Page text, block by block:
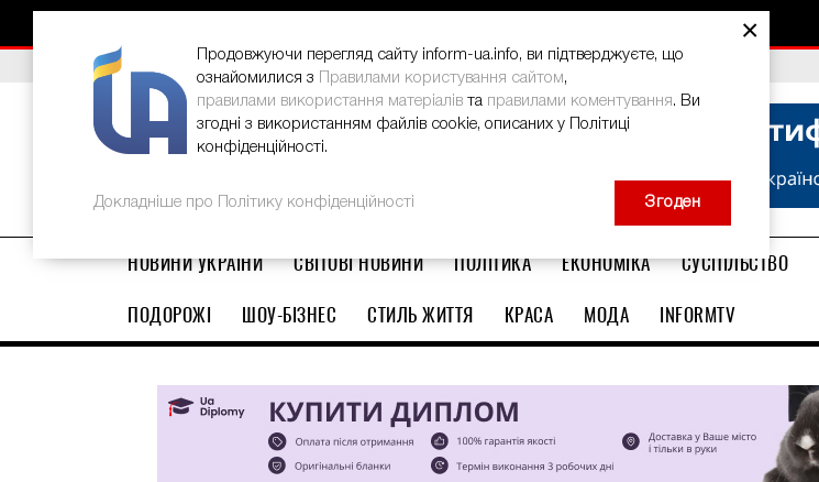
ВИБІР РЕДАКЦІЇ В Україні стартував ювілейний Global Teacher Prize-2026
НОВИНИ УКРАЇНИ СВІТОВІ НОВИНИ ПОЛІТИКА ЕКОНОМІКА СУСПІЛЬСТВО
ПОДОРОЖІ
ШОУ-БІЗНЕС СТИЛЬ ЖИТТЯ КРАСА МОДА INFORMTV
×
Продовжуючи перегляд сайту inform-ua.info, ви підтверджуєте, що
ознайомилися з
Правилами користування сайтом,
правилами використання матеріалів та правилами коментування. Ви
згодні з використанням файлів cookie, описаних у Політиці
конфіденційності.
Докладніше про Політику конфіденційності Згоден